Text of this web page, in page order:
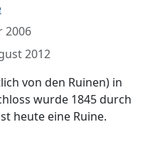
2006
2012
von den Ruinen) in
wurde 1845 durch
heute eine Ruine.